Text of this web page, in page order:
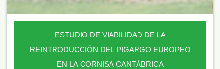
ESTUDIO DE VIABILIDAD DE LA
REINTRODUCCIÓN DEL PIGARGO EUROPEO
EN LA CORNISA CANTÁBRICA